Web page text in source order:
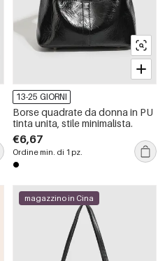
13-25 GIORNI
Borse quadrate da donna in PU
tinta unita, stile minimalista.
€6,67
Ordine min. di 1 pz.
magazzino in Cina